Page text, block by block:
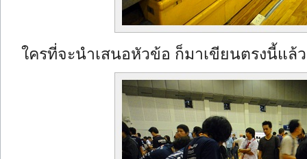
ใครที่จะนำเสนอหัวข้อ ก็มาเขียนตรงนี้แล้